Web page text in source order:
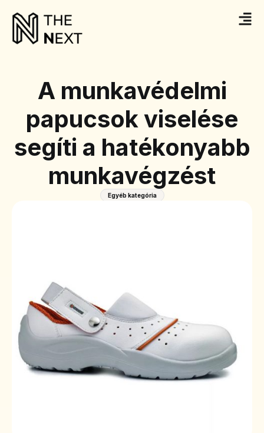
A munkavédelmi
papucsok viselése
segíti a hatékonyabb
munkavégzést
Egyéb kategória